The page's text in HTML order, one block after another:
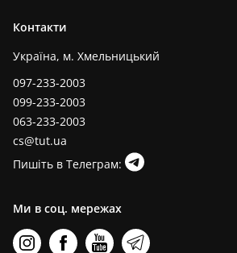
Контакти
Україна, м. Хмельницький
097-233-2003
099-233-2003
063-233-2003
cs@tut.ua
Пишіть в Телеграм:
Ми в соц. мережах